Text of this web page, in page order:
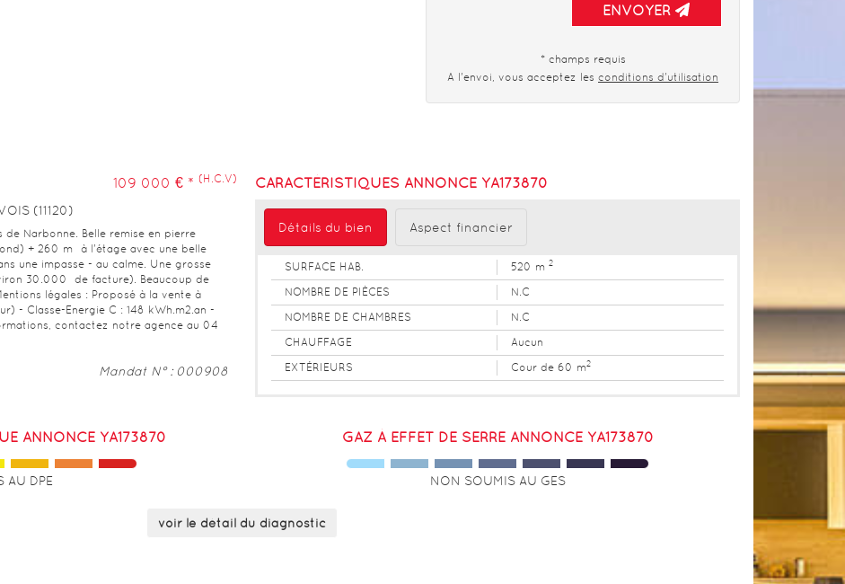
ENVOYER
* champs requis
A l'envoi, vous acceptez les conditions d'utilisation
109 000 € * (H.C.V)
(11120)
Narbonne. Belle remise en pierre
+ 260 m² à l'étage avec une belle
une impasse - au calme. Une grosse
30.000  de facture). Beaucoup de
légales : Proposé à la vente à
- Classe-Energie C : 148 kWh.m2.an -
contactez notre agence au 04
Mandat N° : 000908
CARACTÉRISTIQUES ANNONCE YA173870
Détails du bien Aspect financier
SURFACE HAB. 520 m 2
NOMBRE DE PIÈCES
N.C
NOMBRE DE CHAMBRES
N.C
CHAUFFAGE
Aucun
EXTÉRIEURS
Cour de 60 m2
ANNONCE YA173870
AU DPE
GAZ À EFFET DE SERRE ANNONCE YA173870
NON SOUMIS AU GES
voir le détail du diagnostic